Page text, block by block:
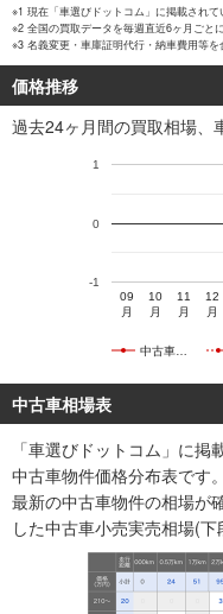
※1 現在「車選びドットコム」に掲載されて
※2 全国の買取データを毎週直近6ヶ月ごと
※3 名義変更・車庫証明代行・納車費用等
価格推移
過去24ヶ月間の買取相場、
中古車…
09
月
10
月
11
月
12
月
-1
0
1
中古車相場表
「車選びドットコム」に
中古車物件価格分布表です
最新の中古車物件の相場が
した中古車小売実売相場(下